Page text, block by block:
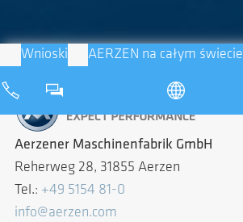
Wnioski AERZEN na całym świecie
Aerzener Maschinenfabrik GmbH
Reherweg 28, 31855 Aerzen
Tel.: +49 5154 81-0
info@aerzen.com